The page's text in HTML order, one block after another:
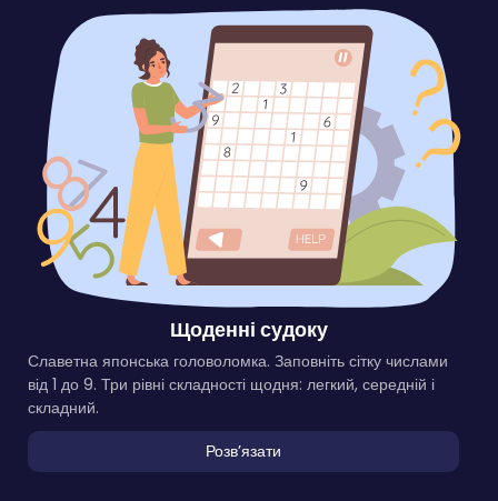
Щоденні судоку
Славетна японська головоломка. Заповніть сітку числами
від 1 до 9. Три рівні складності щодня: легкий, середній і
складний.
Розвʼязати